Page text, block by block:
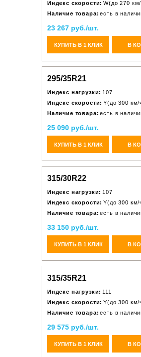
Индекс скорости: W(до 270
Наличие товара: есть в
23 267 руб./шт.
КУПИТЬ В 1 КЛИК В
295/35R21
Индекс нагрузки: 107
Индекс скорости: Y(до 300 км/
Наличие товара: есть в
25 090 руб./шт.
КУПИТЬ В 1 КЛИК В
315/30R22
Индекс нагрузки: 107
Индекс скорости: Y(до 300 км/
Наличие товара: есть в
33 150 руб./шт.
КУПИТЬ В 1 КЛИК В
315/35R21
Индекс нагрузки: 111
Индекс скорости: Y(до 300 км/
Наличие товара: есть в
29 575 руб./шт.
КУПИТЬ В 1 КЛИК В